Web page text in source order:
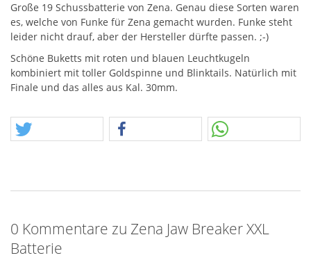
Große 19 Schussbatterie von Zena. Genau diese Sorten waren
es, welche von Funke für Zena gemacht wurden. Funke steht
leider nicht drauf, aber der Hersteller dürfte passen. ;-)
Schöne Buketts mit roten und blauen Leuchtkugeln
kombiniert mit toller Goldspinne und Blinktails. Natürlich mit
Finale und das alles aus Kal. 30mm.
0 Kommentare zu Zena Jaw Breaker XXL
Batterie